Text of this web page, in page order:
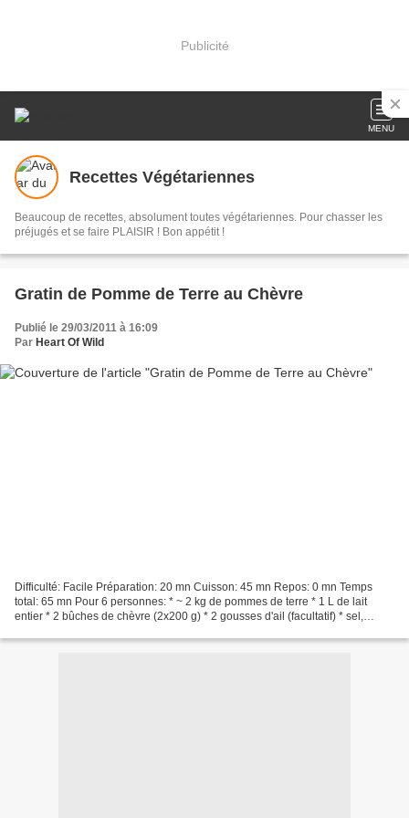
Publicité
MENU
Recettes Végétariennes
Beaucoup de recettes, absolument toutes végétariennes. Pour chasser les
préjugés et se faire PLAISIR ! Bon appétit !
Gratin de Pomme de Terre au Chèvre
Publié le 29/03/2011 à 16:09
Par Heart Of Wild
Difficulté: Facile Préparation: 20 mn Cuisson: 45 mn Repos: 0 mn Temps
total: 65 mn Pour 6 personnes: * ~ 2 kg de pommes de terre * 1 L de lait
entier * 2 bûches de chèvre (2x200 g) * 2 gousses d'ail (facultatif) * sel,